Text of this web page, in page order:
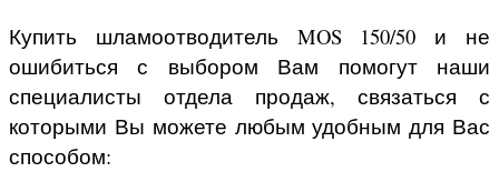
Купить шламоотводитель MOS 150/50 и не
ошибиться с выбором Вам помогут наши
специалисты отдела продаж, связаться с
которыми Вы можете любым удобным для Вас
способом: